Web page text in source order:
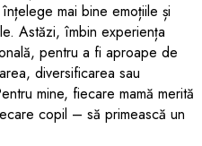
mai bine emoțiile și
Astăzi, îmbin experiența
pentru a fi aproape de
diversificarea sau
mine, fiecare mamă merită
copil – să primească un